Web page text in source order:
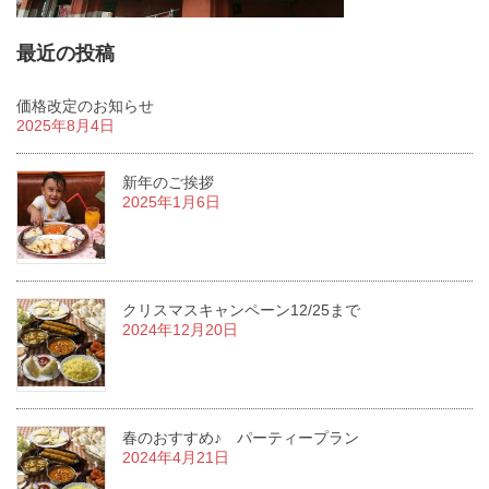
最近の投稿
価格改定のお知らせ
2025年8月4日
新年のご挨拶
2025年1月6日
クリスマスキャンペーン12/25まで
2024年12月20日
春のおすすめ♪ パーティープラン
2024年4月21日